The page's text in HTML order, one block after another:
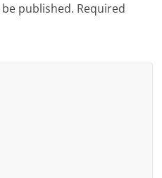
published. Required